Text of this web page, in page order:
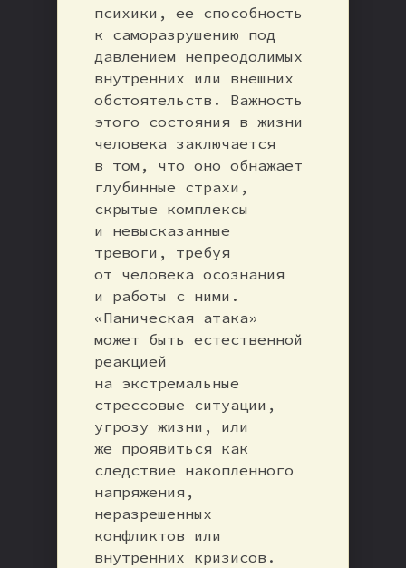
психики, ее способность
к саморазрушению под
давлением непреодолимых
внутренних или внешних
обстоятельств. Важность
этого состояния в жизни
человека заключается
в том, что оно обнажает
глубинные страхи,
скрытые комплексы
и невысказанные
тревоги, требуя
от человека осознания
и работы с ними.
«Паническая атака»
может быть естественной
реакцией
на экстремальные
стрессовые ситуации,
угрозу жизни, или
же проявиться как
следствие накопленного
напряжения,
неразрешенных
конфликтов или
внутренних кризисов.